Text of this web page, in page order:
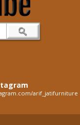
arif_jatifurniture